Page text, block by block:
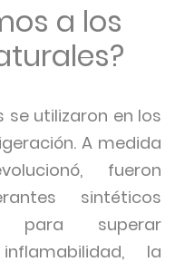
a los
se utilizaron en los
A medida
fueron
sintéticos
para superar
la